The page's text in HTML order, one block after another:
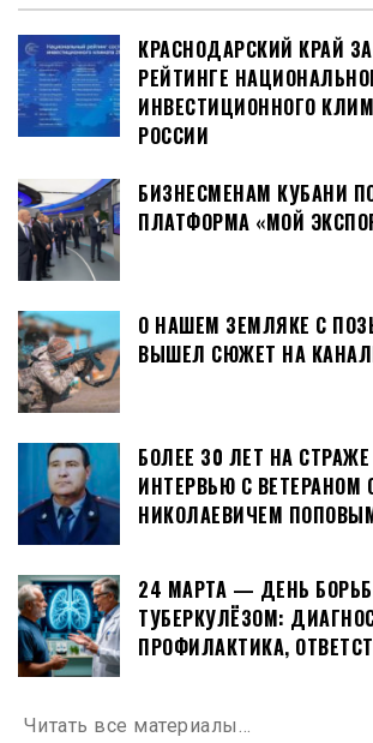
КРАСНОДАРСКИЙ КРАЙ
РЕЙТИНГЕ
ИНВЕСТИЦИОННОГО
РОССИИ
БИЗНЕСМЕНАМ КУБАНИ
ПЛАТФОРМА «МОЙ
О НАШЕМ ЗЕМЛЯКЕ С
ВЫШЕЛ СЮЖЕТ НА
БОЛЕЕ 30 ЛЕТ НА
ИНТЕРВЬЮ С ВЕТЕРАНОМ
НИКОЛАЕВИЧЕМ
24 МАРТА — ДЕНЬ
ТУБЕРКУЛЁЗОМ:
ПРОФИЛАКТИКА,
Читать все материалы…